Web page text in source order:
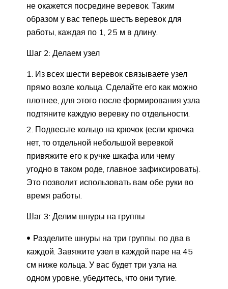
не окажется посредине веревок. Таким
образом у вас теперь шесть веревок для
работы, каждая по 1, 25 м в длину.
Шаг 2: Делаем узел
Из всех шести веревок связываете узел
прямо возле кольца. Сделайте его как можно
плотнее, для этого после формирования узла
подтяните каждую веревку по отдельности.
Подвесьте кольцо на крючок (если крючка
нет, то отдельной небольшой веревкой
привяжите его к ручке шкафа или чему
угодно в таком роде, главное зафиксировать).
Это позволит использовать вам обе руки во
время работы.
Шаг 3: Делим шнуры на группы
Разделите шнуры на три группы, по два в
каждой. Завяжите узел в каждой паре на 45
см ниже кольца. У вас будет три узла на
одном уровне, убедитесь, что они тугие.